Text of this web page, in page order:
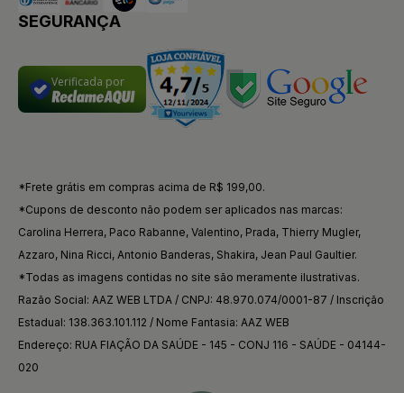
SEGURANÇA
Verificada por
*Frete grátis em compras acima de R$ 199,00.
*Cupons de desconto não podem ser aplicados nas marcas:
Carolina Herrera, Paco Rabanne, Valentino, Prada, Thierry Mugler,
Azzaro, Nina Ricci, Antonio Banderas, Shakira, Jean Paul Gaultier.
*Todas as imagens contidas no site são meramente ilustrativas.
Razão Social: AAZ WEB LTDA / CNPJ: 48.970.074/0001-87 / Inscrição
Estadual: 138.363.101.112 / Nome Fantasia: AAZ WEB
Endereço: RUA FIAÇÃO DA SAÚDE - 145 - CONJ 116 - SAÚDE - 04144-
020